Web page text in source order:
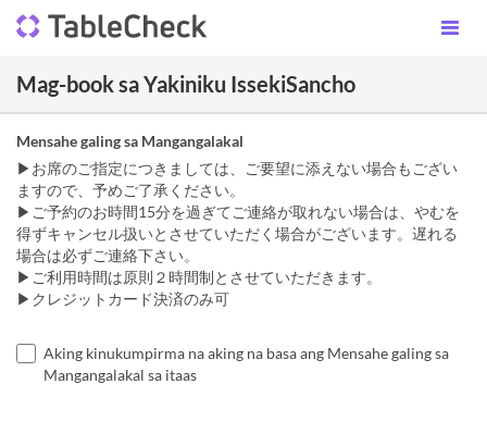
Mag-book sa Yakiniku IssekiSancho
Mensahe galing sa Mangangalakal
▶お席のご指定につきましては、ご要望に添えない場合もござい
ますので、予めご了承ください。
▶ご予約のお時間15分を過ぎてご連絡が取れない場合は、やむを
得ずキャンセル扱いとさせていただく場合がございます。遅れる
場合は必ずご連絡下さい。
▶︎ご利用時間は原則２時間制とさせていただきます。
▶︎クレジットカード決済のみ可
Aking kinukumpirma na aking na basa ang Mensahe galing sa
Mangangalakal sa itaas